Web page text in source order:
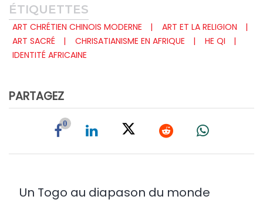
ÉTIQUETTES
ART CHRÉTIEN CHINOIS MODERNE
ART ET LA RELIGION
ART SACRÉ
CHRISATIANISME EN AFRIQUE
HE QI
IDENTITÉ AFRICAINE
PARTAGEZ
0
Un Togo au diapason du monde